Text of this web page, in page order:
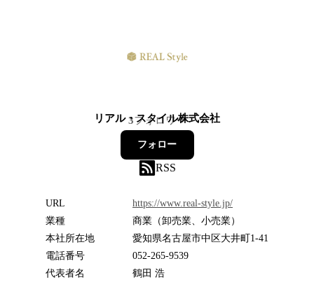
リアル・スタイル株式会社
3フォロワー
フォロー
RSS
URL
https://www.real-style.jp/
業種
商業（卸売業、小売業）
本社所在地
愛知県名古屋市中区大井町1-41
電話番号
052-265-9539
代表者名
鶴田 浩